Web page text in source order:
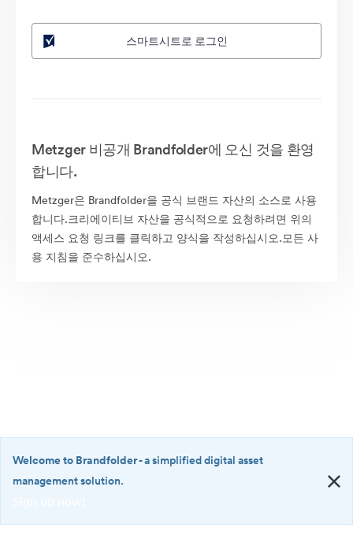
스마트시트로 로그인
Metzger 비공개 Brandfolder에 오신 것을 환영
합니다.
Metzger은 Brandfolder을 공식 브랜드 자산의 소스로 사용
합니다.크리에이티브 자산을 공식적으로 요청하려면 위의
액세스 요청 링크를 클릭하고 양식을 작성하십시오.모든 사
용 지침을 준수하십시오.
·
Welcome to Brandfolder- a simplified digital asset
management solution.